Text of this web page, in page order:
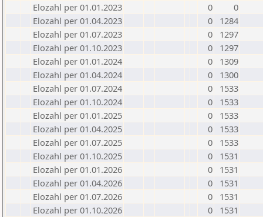
Elozahl per 01.01.2023
0
0
Elozahl per 01.04.2023
0
1284
Elozahl per 01.07.2023
0
1297
Elozahl per 01.10.2023
0
1297
Elozahl per 01.01.2024
0
1309
Elozahl per 01.04.2024
0
1300
Elozahl per 01.07.2024
0
1533
Elozahl per 01.10.2024
0
1533
Elozahl per 01.01.2025
0
1533
Elozahl per 01.04.2025
0
1533
Elozahl per 01.07.2025
0
1533
Elozahl per 01.10.2025
0
1531
Elozahl per 01.01.2026
0
1531
Elozahl per 01.04.2026
0
1531
Elozahl per 01.07.2026
0
1531
Elozahl per 01.10.2026
0 1531